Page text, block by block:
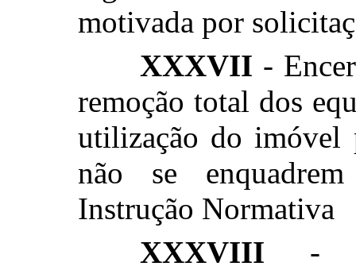
motivada por
XXXVII -
remoção total dos
utilização do imóvel
não se
Instrução Normativa
XXXVIII -